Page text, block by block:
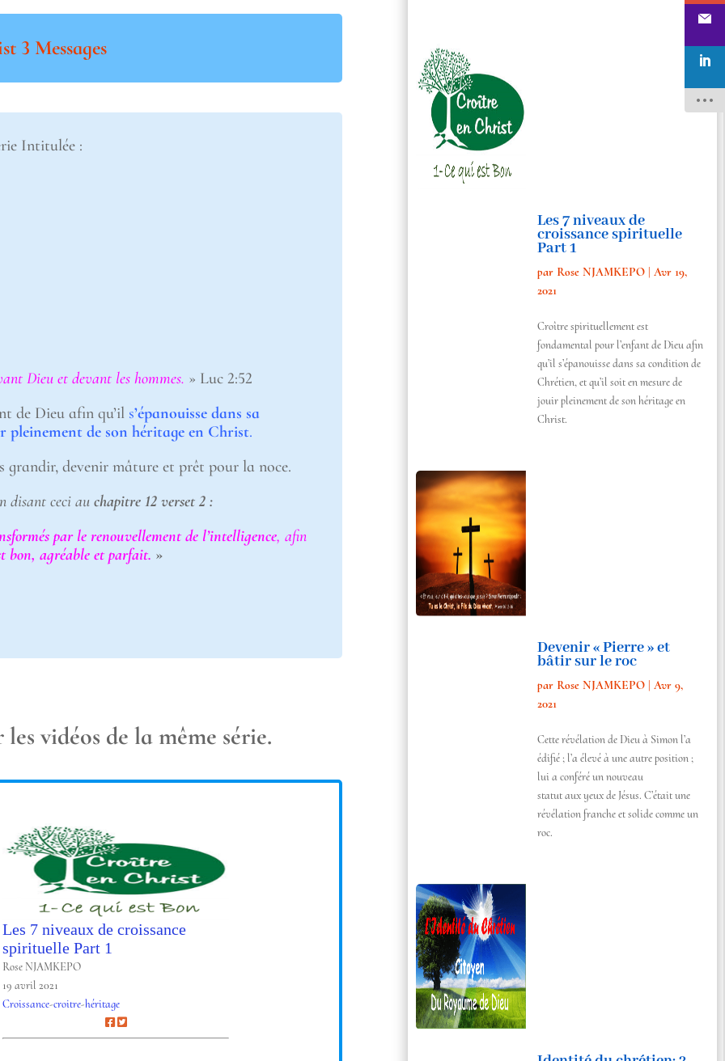
3 Messages
Intitulée :
Dieu et devant les hommes. » Luc 2:52
de Dieu afin qu’il s’épanouisse dans sa
pleinement de son héritage en Christ.
grandir, devenir mâture et prêt pour la noce.
disant ceci au chapitre 12 verset 2 :
par le renouvellement de l’intelligence, afin
bon, agréable et parfait. »
vidéos de la même série.
Les 7 niveaux de croissance
spirituelle Part 1
Rose NJAMKEPO
19 avril 2021
Croissance-croitre-héritage
Les 7 niveaux de
croissance spirituelle
Part 1
par Rose NJAMKEPO |Avr 19,
2021
Croître spirituellement est
fondamental pour l’enfant de Dieu afin
qu’il s’épanouisse dans sa condition de
Chrétien, et qu’il soit en mesure de
jouir pleinement de son héritage en
Christ.
Devenir « Pierre » et
bâtir sur le roc
par Rose NJAMKEPO |Avr 9,
2021
Cette révélation de Dieu à Simon l’a
édifié ; l’a élevé à une autre position ;
lui a conféré un nouveau
statut aux yeux de Jésus. C’était une
révélation franche et solide comme un
roc.